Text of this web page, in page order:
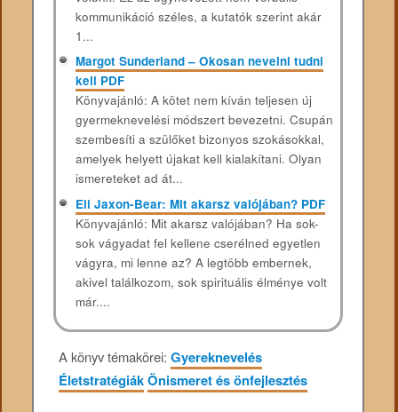
kommunikáció széles, a kutatók szerint akár
1...
Margot Sunderland – Okosan nevelni tudni
kell PDF
Könyvajánló: A kötet nem kíván teljesen új
gyermeknevelési módszert bevezetni. Csupán
szembesíti a szülőket bizonyos szokásokkal,
amelyek helyett újakat kell kialakítani. Olyan
ismereteket ad át...
Eli Jaxon-Bear: Mit akarsz valójában? PDF
Könyvajánló: Mit akarsz valójában? Ha sok-
sok vágyadat fel kellene cserélned egyetlen
vágyra, mi lenne az? A legtöbb embernek,
akivel találkozom, sok spirituális élménye volt
már....
A könyv témakörei:Gyereknevelés
ÉletstratégiákÖnismeret és önfejlesztés